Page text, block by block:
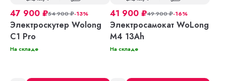
47 900 ₽54 900₽-13%
Электроскутер Wolong
C1 Pro
На складе
41 900 ₽49 900₽-16%
Электросамокат WoLong
M4 13Ah
На складе